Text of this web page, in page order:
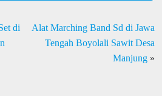
di
Alat Marching Band Sd di Jawa
Tengah Boyolali Sawit Desa
Manjung »